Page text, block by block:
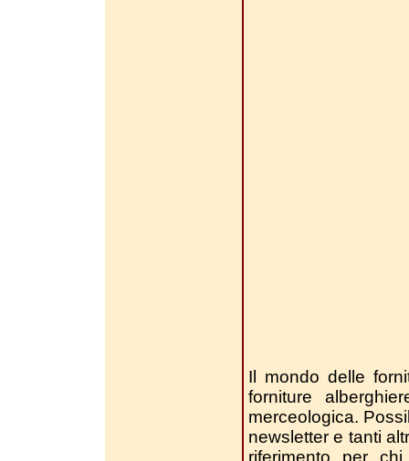
Il mondo delle
forniture
merceologica.
newsletter e tanti
riferimento per